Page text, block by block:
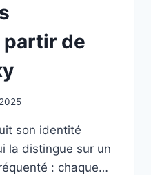
de
son identité
la distingue sur un
: chaque…